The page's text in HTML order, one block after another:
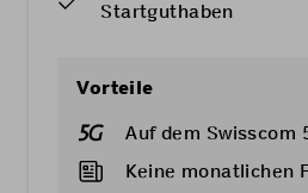
Startguthaben
Vorteile
Auf dem Swisscom
Keine monatlichen